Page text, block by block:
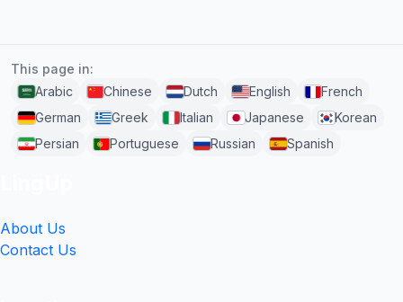
This page in:
Arabic
Chinese Dutch English
French
German
Greek Italian Japanese
Korean
Persian
Portuguese Russian Spanish
About Us
Contact Us